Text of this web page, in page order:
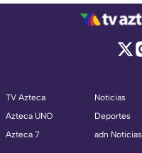
TV Azteca
Azteca UNO
Azteca 7
Noticias
Deportes
adn Noticias